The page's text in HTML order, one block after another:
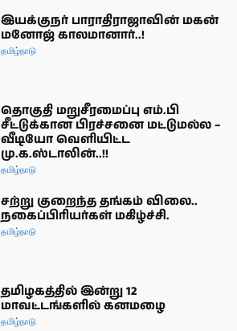
இயக்குநர் பாராதிராஜாவின் மகன்
மனோஜ் காலமானார்..!
தமிழ்நாடு
தொகுதி மறுசீரமைப்பு எம்.பி
சீட்டுக்கான பிரச்சனை மட்டுமல்ல –
வீடியோ வெளியிட்ட
மு.க.ஸ்டாலின்..!!
தமிழ்நாடு
சற்று குறைந்த தங்கம் விலை..
நகைப்பிரியர்கள் மகிழ்ச்சி.
தமிழ்நாடு
தமிழகத்தில் இன்று 12
மாவட்டங்களில் கனமழை
தமிழ்நாடு